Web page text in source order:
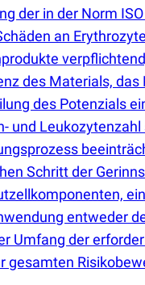
der in der Norm
an
des Materials,
des Potenzials
und
Schritt der
entweder
Umfang der